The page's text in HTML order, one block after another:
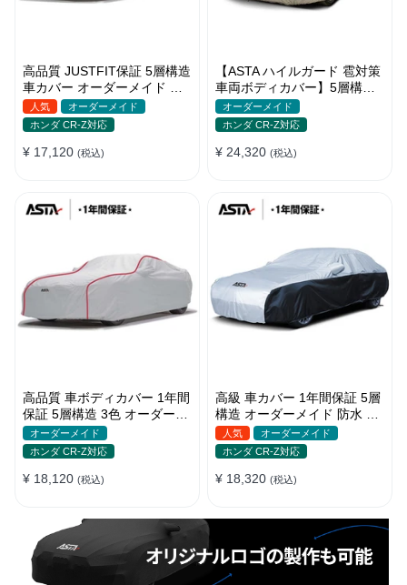
高品質 JUSTFIT保証 5層構造
車カバー オーダーメイド 台
風対策 裏起毛 防水 耐久性 傷
保護
人気
オーダーメイド
ホンダ CR-Z対応
¥ 17,120 (税込)
【ASTA ハイルガード 雹対策
車両ボディカバー】5層構造
厚手 オーダーメイド 凍結防
止 防雪防風 極厚 防風ロープ
付きボディカバー
オーダーメイド
ホンダ CR-Z対応
¥ 24,320 (税込)
高品質 車ボディカバー 1年間
保証 5層構造 3色 オーダーメ
イド 裏起毛 防風防水 四季
オーダーメイド
ホンダ CR-Z対応
¥ 18,120 (税込)
高級 車カバー 1年間保証 5層
構造 オーダーメイド 防水 裏
起毛 台風対策 黄砂対策 車種
専用
人気
オーダーメイド
ホンダ CR-Z対応
¥ 18,320 (税込)